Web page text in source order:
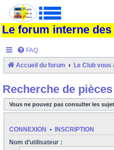
Le forum interne
FAQ
Accueil du forum Le Club vous
Recherche de pièces
Vous ne pouvez pas consulter les
CONNEXION • INSCRIPTION
Nom d’utilisateur :